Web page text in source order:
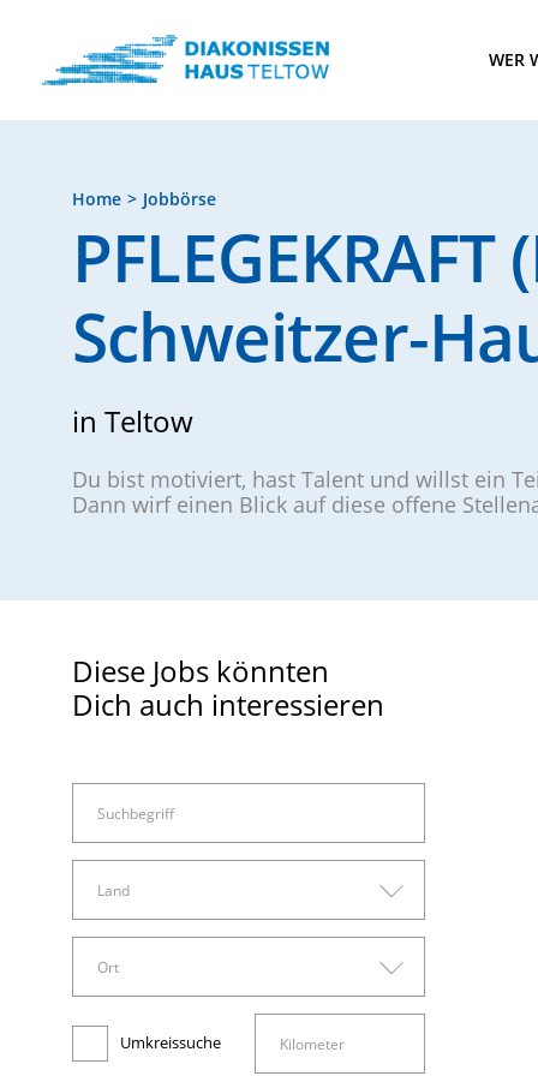
WER
Home Jobbörse
Schweitzer-
in Teltow
Du bist motiviert, hast Talent und willst ein
Dann wirf einen Blick auf diese offene
Diese Jobs könnten
Dich auch interessieren
Land
Ort
Ort
Umkreissuche
Arbeitswelt